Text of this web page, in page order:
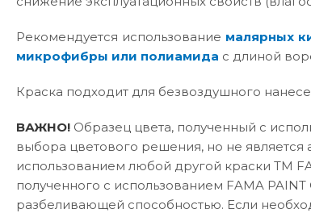
Рекомендуется использование малярных
микрофибры или полиамида с длиной
Краска подходит для безвоздушного
ВАЖНО! Образец цвета, полученный с
выбора цветового решения, но не
использованием любой другой краски ТМ
полученного с использованием FAMA
разбеливающей способностью. Если